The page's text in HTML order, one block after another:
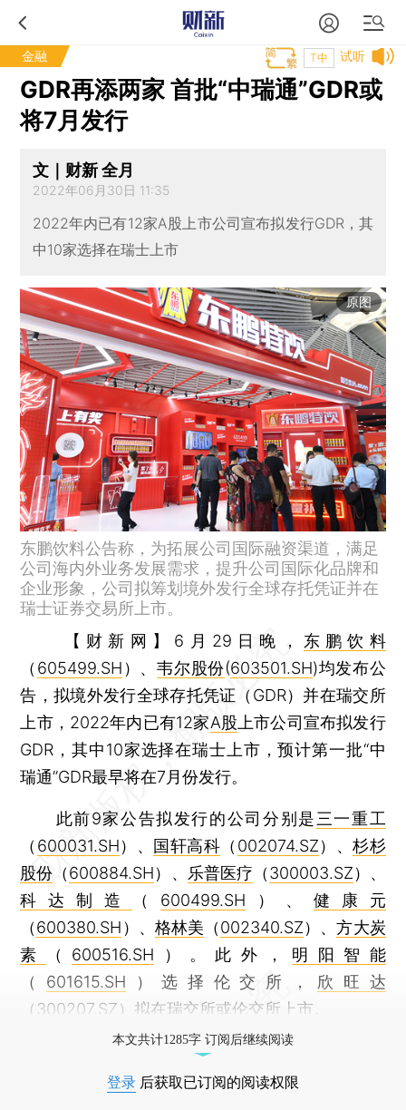
金融 试听
T中
GDR再添两家 首批“中瑞通”GDR或
将7月发行
文｜财新 全月
2022年06月30日 11:35
2022年内已有12家A股上市公司宣布拟发行GDR，其
中10家选择在瑞士上市
原图
东鹏饮料公告称，为拓展公司国际融资渠道，满足
公司海内外业务发展需求，提升公司国际化品牌和
企业形象，公司拟筹划境外发行全球存托凭证并在
瑞士证券交易所上市。
【财新网】 6月29日晚， 东鹏饮料
（ 605499.SH ）、韦尔股份(603501.SH)均发布公
告，拟境外发行全球存托凭证（GDR）并在瑞交所
上市，2022年内已有12家A股 上市公司宣布拟发行
GDR，其中10家选择在瑞士上市，预计第一批“中
瑞通”GDR最早将在7月份发行。
此前9家公告拟发行的公司分别是三一重工
（ 600031.SH）、 国轩高科 （ 002074.SZ）、杉杉
股份 （600884.SH）、 乐普医疗 （300003.SZ）、
科达制造
（ 600499.SH ）、 健康元
（600380.SH ）、 格林美 （002340.SZ）、方大炭
素
（ 600516.SH ）。此外， 明阳智能
（ 601615.SH ）选择伦交所， 欣旺达
（ 300207.SZ）拟在瑞交所或伦交所上市。
本文共计1285字 订阅后继续阅读
登录 后获取已订阅的阅读权限